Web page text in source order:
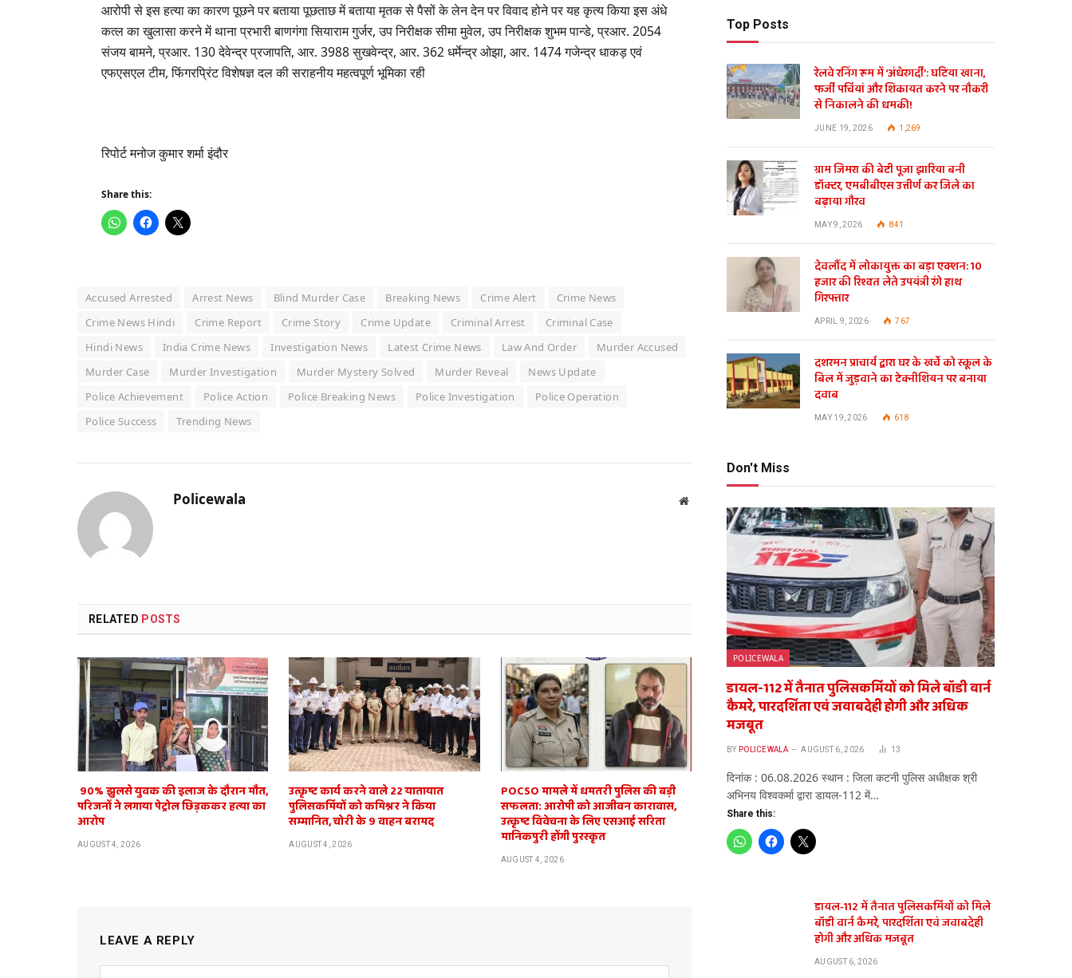
आरोपी से इस हत्या का कारण पूछने पर बताया पूछताछ में बताया मृतक से पैसों के लेन देन पर विवाद होने पर यह कृत्य किया इस अंधे
कत्ल का खुलासा करने में थाना प्रभारी बाणगंगा सियाराम गुर्जर, उप निरीक्षक सीमा मुवेल, उप निरीक्षक शुभम पान्डे, प्रआर. 2054
संजय बामने, प्रआर. 130 देवेन्द्र प्रजापति, आर. 3988 सुखवेन्द्र, आर. 362 धर्मेन्द्र ओझा, आर. 1474 गजेन्द्र धाकड़ एवं
एफएसएल टीम, फिंगरप्रिंट विशेषज्ञ दल की सराहनीय महत्वपूर्ण भूमिका रही
रिपोर्ट मनोज कुमार शर्मा इंदौर
Share this:
Accused Arrested Arrest News Blind Murder Case Breaking News Crime Alert
Crime News
Crime News Hindi
Crime Report Crime Story Crime Update Criminal Arrest
Criminal Case
Hindi News
India Crime News Investigation News Latest Crime News Law And Order
Murder Accused
Murder Case
Murder Investigation Murder Mystery Solved Murder Reveal
News Update
Police Achievement
Police Action Police Breaking News Police Investigation
Police Operation
Police Success
Trending News
Policewala Website
RELATED POSTS
​ 90% झुलसे युवक की इलाज के दौरान मौत,
परिजनों ने लगाया पेट्रोल छिड़ककर हत्या का
आरोप
AUGUST 4, 2026
उत्कृष्ट कार्य करने वाले 22 यातायात
पुलिसकर्मियों को कमिश्नर ने किया
सम्मानित, चोरी के 9 वाहन बरामद
AUGUST 4, 2026
POCSO मामले में धमतरी पुलिस की बड़ी
सफलता: आरोपी को आजीवन कारावास,
उत्कृष्ट विवेचना के लिए एसआई सरिता
मानिकपुरी होंगी पुरस्कृत
AUGUST 4, 2026
LEAVE A REPLY
Top Posts
रेलवे रनिंग रूम में ‘अंधेरगर्दी’: घटिया खाना,
फर्जी पर्चियां और शिकायत करने पर नौकरी
से निकालने की धमकी!
JUNE 19, 2026 1,269
ग्राम जिमरा की बेटी पूजा झारिया बनी
डॉक्टर, एमबीबीएस उत्तीर्ण कर जिले का
बढ़ाया गौरव
MAY 9, 2026 841
देवलौंद में लोकायुक्त का बड़ा एक्शन: 10
हजार की रिश्वत लेते उपयंत्री रंगे हाथ
गिरफ्तार
APRIL 9, 2026 767
दशरमन प्राचार्य द्वारा घर के खर्चे को स्कूल के
बिल में जुड़वाने का टेक्नीशियन पर बनाया
दवाब
MAY 19, 2026 618
Don't Miss
POLICEWALA
डायल-112 में तैनात पुलिसकर्मियों को मिले बॉडी वार्न
कैमरे, पारदर्शिता एवं जवाबदेही होगी और अधिक
मजबूत
BY POLICEWALA AUGUST 6, 2026 13
दिनांक : 06.08.2026 स्थान : जिला कटनी पुलिस अधीक्षक श्री
अभिनय विश्वकर्मा द्वारा डायल-112 में…
Share this:
डायल-112 में तैनात पुलिसकर्मियों को मिले
बॉडी वार्न कैमरे, पारदर्शिता एवं जवाबदेही
होगी और अधिक मजबूत
AUGUST 6, 2026